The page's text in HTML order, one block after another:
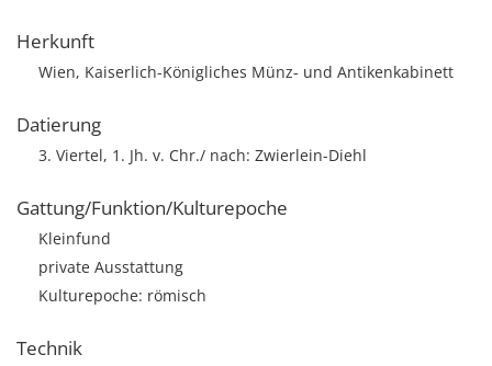
Herkunft
Wien, Kaiserlich-Königliches Münz- und Antikenkabinett
Datierung
3. Viertel, 1. Jh. v. Chr./ nach: Zwierlein-Diehl
Gattung/Funktion/Kulturepoche
Kleinfund
private Ausstattung
Kulturepoche: römisch
Technik